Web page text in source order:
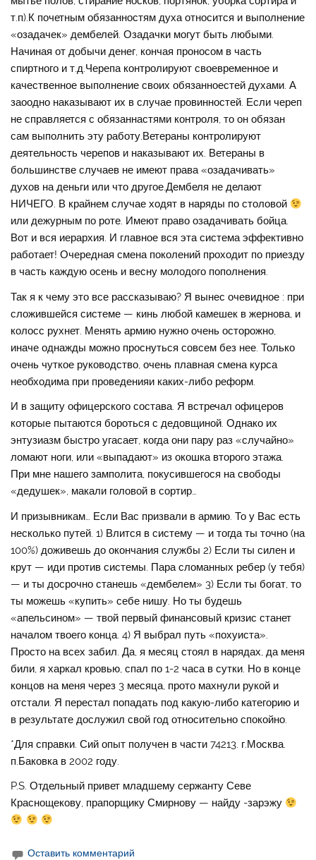
т.п).К почетным обязанностям духа относится и выполнение
«озадачек» дембелей. Озадачки могут быть любыми.
Начиная от добычи денег, кончая проносом в часть
спиртного и т.д.Черепа контролируют своевременное и
качественное выполнение своих обязанноестей духами. А
заоодно наказывают их в случае провинностей. Если череп
не справляется с обязаннастями контроля, то он обязан
сам выполнить эту работу.Ветераны контролируют
деятельность черепов и наказывают их. Ветераны в
большинстве случаев не имеют права «озадачивать»
духов на деньги или что другое.Дембеля не делают
НИЧЕГО. В крайнем случае ходят в наряды по столовой
или дежурным по роте. Имеют право озадачивать бойца.
Вот и вся иерархия. И главное вся эта система эффективно
работает! Очередная смена поколений проходит по приезду
в часть каждую осень и весну молодого пополнения.
Так я к чему это все рассказываю? Я вынес очевидное : при
сложившейся системе — кинь любой камешек в жернова, и
колосс рухнет. Менять армию нужно очень осторожно,
иначе однажды можно проснуться совсем без нее. Только
очень чуткое руководство, очень плавная смена курса
необходима при проведенияи каких-либо реформ.
И в защиту офицерского состава. Я встречал офицеров
которые пытаются бороться с дедовщиной. Однако их
энтузиазм быстро угасает, когда они пару раз «случайно»
ломают ноги, или «выпадают» из окошка второго этажа.
При мне нашего замполита, покусившегося на свободы
«дедушек», макали головой в сортир…
И призывникам… Если Вас призвали в армию. То у Вас есть
несколько путей. 1) Влится в систему — и тогда ты точно (на
100%) доживешь до окончания службы 2) Если ты силен и
крут — иди против системы. Пара сломанных ребер (у тебя)
— и ты досрочно станешь «дембелем» 3) Если ты богат, то
ты можешь «купить» себе нишу. Но ты будешь
«апельсином» — твой первый финансовый кризис станет
началом твоего конца. 4) Я выбрал путь «похуиста».
Просто на всех забил. Да, я месяц стоял в нарядах, да меня
били, я харкал кровью, спал по 1-2 часа в сутки. Но в конце
концов на меня через 3 месяца, прото махнули рукой и
отстали. Я перестал попадать под какую-либо категорию и
в результате дослужил свой год относительно спокойно.
*Для справки. Сий опыт получен в части 74213. г.Москва.
п.Баковка в 2002 году.
P.S. Отдельный привет младшему сержанту Севе
Краснощекову, прапорщику Смирнову — найду -зарэжу
Оставить комментарий